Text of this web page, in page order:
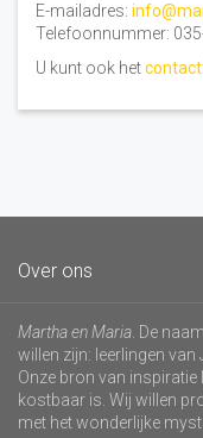
E-mailadres:
Telefoonnummer:
U kunt ook het
Over ons
Martha en Maria . De
willen zijn: leerlingen
Onze bron van inspiratie
kostbaar is. Wij willen
met het wonderlijke